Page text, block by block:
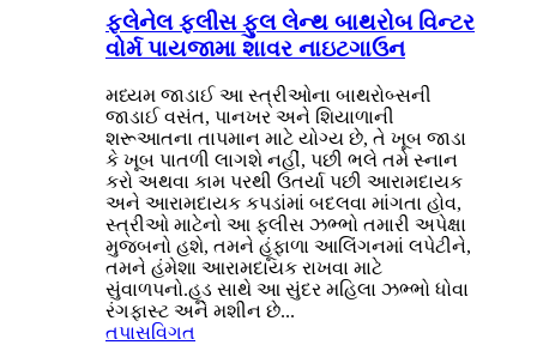
ફ્લેનેલ ફ્લીસ ફુલ લેન્થ બાથરોબ વિન્ટર
વોર્મ પાયજામા શાવર નાઇટગાઉન
મધ્યમ જાડાઈ આ સ્ત્રીઓના બાથરોબ્સની
જાડાઈ વસંત, પાનખર અને શિયાળાની
શરૂઆતના તાપમાન માટે યોગ્ય છે, તે ખૂબ જાડા
કે ખૂબ પાતળી લાગશે નહીં, પછી ભલે તમે સ્નાન
કરો અથવા કામ પરથી ઉતર્યા પછી આરામદાયક
અને આરામદાયક કપડાંમાં બદલવા માંગતા હોવ,
સ્ત્રીઓ માટેનો આ ફ્લીસ ઝભ્ભો તમારી અપેક્ષા
મુજબનો હશે, તમને હૂંફાળા આલિંગનમાં લપેટીને,
તમને હંમેશા આરામદાયક રાખવા માટે
સુંવાળપનો.હૂડ સાથે આ સુંદર મહિલા ઝભ્ભો ધોવા
રંગફાસ્ટ અને મશીન છે...
તપાસવિગત